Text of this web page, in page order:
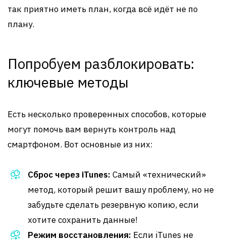
так приятно иметь план, когда всё идёт не по
плану.
Попробуем разблокировать:
ключевые методы
Есть несколько проверенных способов, которые
могут помочь вам вернуть контроль над
смартфоном. Вот основные из них:
Сброс через iTunes: Самый «технический»
метод, который решит вашу проблему, но не
забудьте сделать резервную копию, если
хотите сохранить данные!
Режим восстановления: Если iTunes не